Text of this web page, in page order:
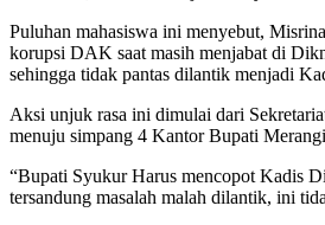
Puluhan mahasiswa ini menyebut,
korupsi DAK saat masih menjabat di
sehingga tidak pantas dilantik menjadi
Aksi unjuk rasa ini dimulai dari
menuju simpang 4 Kantor Bupati
“Bupati Syukur Harus mencopot Kadis
tersandung masalah malah dilantik, ini